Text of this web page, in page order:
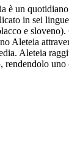
è un
in sei
e
Aleteia
Aleteia
rendendolo uno